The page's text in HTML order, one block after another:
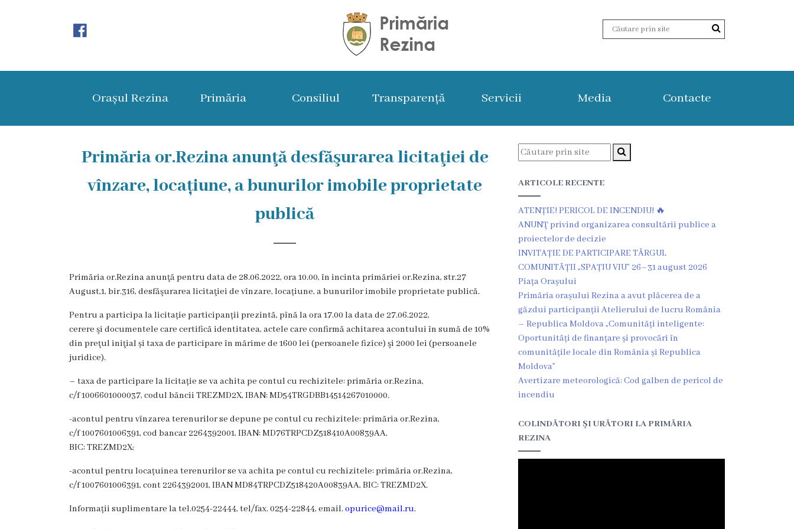
Rezina
orașului
Amalgamare
audiență
Aparatul
Competențele
primarului
Orașul Rezina Primăria Consiliul Transparență Servicii Media Contacte
Primăria or.Rezina anunţă desfăşurarea licitaţiei de
vînzare, locațiune, a bunurilor imobile proprietate
publică
Primăria or.Rezina anunţă pentru data de 28.06.2022, ora 10.00, în incinta primăriei or.Rezina, str.27
August,1, bir.316, desfăşurarea licitaţiei de vînzare, locațiune, a bunurilor imobile proprietate publică.
Pentru a participa la licitație participanții prezintă, pînă la ora 17.00 la data de 27.06.2022,
cerere şi documentele care certifică identitatea, actele care confirmă achitarea acontului în sumă de 10%
din preţul iniţial și taxa de participare în mărime de 1600 lei (persoanele fizice) şi 2000 lei (persoanele
juridice).
– taxa de participare la licitație se va achita pe contul cu rechizitele: primăria or.Rezina,
c/f 1006601000037, codul băncii TREZMD2X, IBAN: MD54TRGDBB14514267010000.
-acontul pentru vînzarea terenurilor se depune pe contul cu rechizitele: primăria or.Rezina,
c/f 1007601006391, cod bancar 2264392001, IBAN: MD76TRPCDZ518410A00839AA,
BIC: TREZMD2X;
-acontul pentru locațuinea terenurilor se va achita pe contul cu rechizitele: primăria or.Rezina,
c/f 1007601006391, cont 2264392001, IBAN MD84TRPCDZ518420A00839AA, BIC: TREZMD2X.
Informații suplimentare la tel.0254-22444, tel/fax. 0254-22844, email.opurice@mail.ru.
ARTICOLE RECENTE
ATENȚIE! PERICOL DE INCENDIU! 🔥
ANUNŢ privind organizarea consultării publice a
proiectelor de decizie
INVITAȚIE DE PARTICIPARE TÂRGUL
COMUNITĂȚII „SPAȚIU VIU” 26–31 august 2026
Piața Orașului
Primăria orașului Rezina a avut plăcerea de a
găzdui participanții Atelierului de lucru România
– Republica Moldova „Comunități inteligente:
Oportunități de finanțare și provocări în
comunitățile locale din România și Republica
Moldova”
Avertizare meteorologică: Cod galben de pericol de
incendiu
COLINDĂTORI ȘI URĂTORI LA PRIMĂRIA
REZINA